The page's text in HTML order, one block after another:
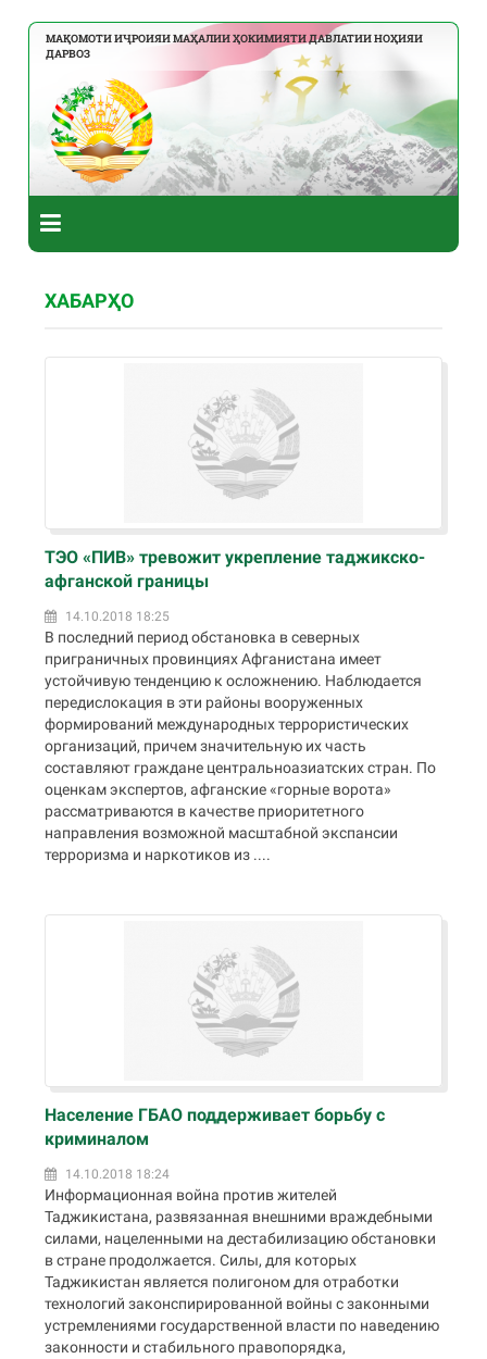
МАҚОМОТИ ИҶРОИЯИ МАҲАЛИИ ҲОКИМИЯТИ ДАВЛАТИИ НОҲИЯИ
ДАРВОЗ
ХАБАРҲО
ТЭО «ПИВ» тревожит укрепление таджикско-
афганской границы
14.10.2018 18:25
В последний период обстановка в северных
приграничных провинциях Афганистана имеет
устойчивую тенденцию к осложнению. Наблюдается
передислокация в эти районы вооруженных
формирований международных террористических
организаций, причем значительную их часть
составляют граждане центральноазиатских стран. По
оценкам экспертов, афганские «горные ворота»
рассматриваются в качестве приоритетного
направления возможной масштабной экспансии
терроризма и наркотиков из ....
Население ГБАО поддерживает борьбу с
криминалом
14.10.2018 18:24
Информационная война против жителей
Таджикистана, развязанная внешними враждебными
силами, нацеленными на дестабилизацию обстановки
в стране продолжается. Силы, для которых
Таджикистан является полигоном для отработки
технологий законспирированной войны с законными
устремлениями государственной власти по наведению
законности и стабильного правопорядка,